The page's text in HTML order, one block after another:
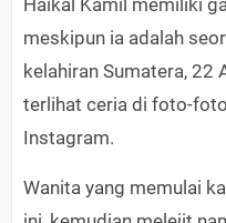
Haikal Kamil memiliki
meskipun ia adalah
kelahiran Sumatera,
terlihat ceria di foto-
Instagram.
Wanita yang memulai